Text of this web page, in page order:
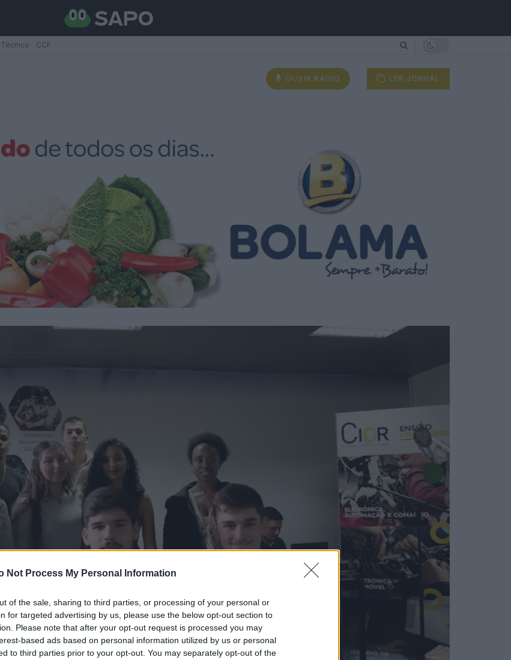
Not Process My Personal Information
of the sale, sharing to third parties, or processing of your personal or
for targeted advertising by us, please use the below opt-out section to
Please note that after your opt-out request is processed you may
based ads based on personal information utilized by us or personal
to third parties prior to your opt-out. You may separately opt-out of the
CCF
OUVIR RÁDIO LER JORNAL